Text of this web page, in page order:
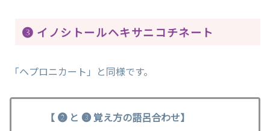
❸ イノシトールヘキサニコチネート
「ヘプロニカート」と同様です。
【 ❷ と ❸ 覚え方の語呂合わせ】